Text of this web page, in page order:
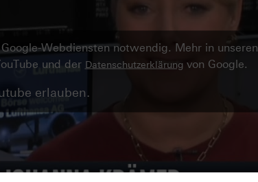
Webdiensten notwendig. Mehr in unseren
und der Datenschutzerklärungvon Google.
erlauben.